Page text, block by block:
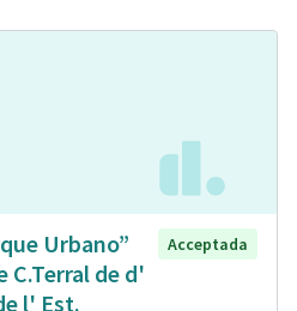
Urbano”
C.Terral de d'
l' Est.
Acceptada